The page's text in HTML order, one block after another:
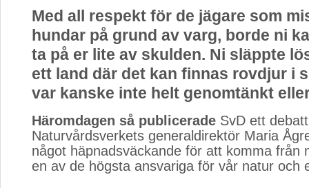
Med all respekt för de jägare som
hundar på grund av varg, borde ni
ta på er lite av skulden. Ni släppte
ett land där det kan finnas rovdjur i
var kanske inte helt genomtänkt
Häromdagen så publicerade SvD ett
Naturvårdsverkets generaldirektör Maria
något häpnadsväckande för att komma från
en av de högsta ansvariga för vår natur och